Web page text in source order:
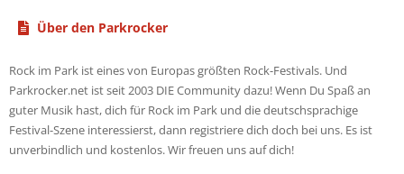
Über den Parkrocker
Rock im Park ist eines von Europas größten Rock-Festivals. Und
Parkrocker.net ist seit 2003 DIE Community dazu! Wenn Du Spaß an
guter Musik hast, dich für Rock im Park und die deutschsprachige
Festival-Szene interessierst, dann registriere dich doch bei uns. Es ist
unverbindlich und kostenlos. Wir freuen uns auf dich!